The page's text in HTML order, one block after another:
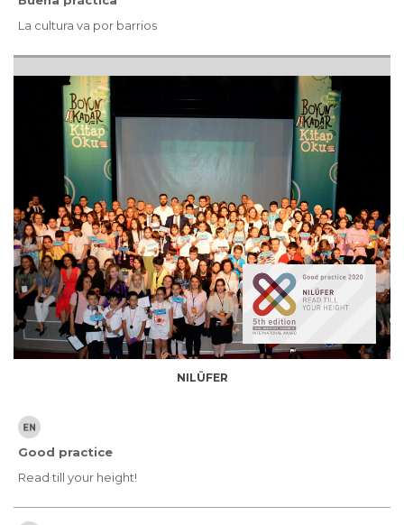
La cultura va por barrios
NILÜFER
Good practice
Read till your height!